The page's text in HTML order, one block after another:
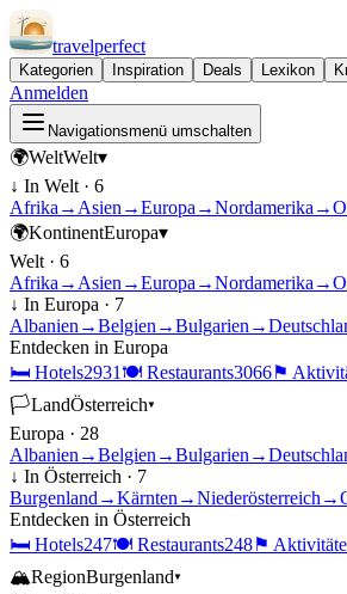
travelperfect
Kategorien Inspiration Deals Lexikon
Anmelden
Navigationsmenü umschalten
🌍WeltWelt▾
↓ In Welt · 6
Afrika → Asien →Europa →Nordamerika →
🌍KontinentEuropa▾
Welt · 6
Afrika → Asien →Europa →Nordamerika →
↓ In Europa · 7
Albanien →Belgien →Bulgarien →
Entdecken in Europa
🛏 Hotels2931 🍽 Restaurants3066⚑
🏳LandÖsterreich▾
Europa · 28
Albanien →Belgien →Bulgarien →
↓ In Österreich · 7
Burgenland →Kärnten →Niederösterreich →
Entdecken in Österreich
🛏 Hotels247🍽 Restaurants248⚑
🏔RegionBurgenland▾